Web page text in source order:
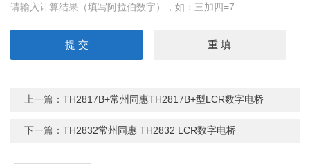
请输入计算结果（填写阿拉伯数字），如：三加四=7
上一篇：TH2817B+常州同惠TH2817B+型LCR数字电桥
下一篇：TH2832常州同惠 TH2832 LCR数字电桥